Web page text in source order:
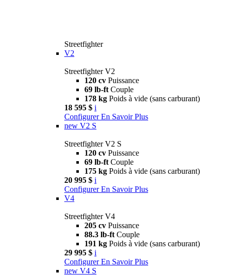
Streetfighter
V2
Streetfighter V2
120 cv Puissance
69 lb-ft Couple
178 kg Poids à vide (sans carburant)
18 595 $ i
Configurer En Savoir Plus
new V2 S
Streetfighter V2 S
120 cv Puissance
69 lb-ft Couple
175 kg Poids à vide (sans carburant)
20 995 $ i
Configurer En Savoir Plus
V4
Streetfighter V4
205 cv Puissance
88.3 lb-ft Couple
191 kg Poids à vide (sans carburant)
29 995 $ i
Configurer En Savoir Plus
new V4 S